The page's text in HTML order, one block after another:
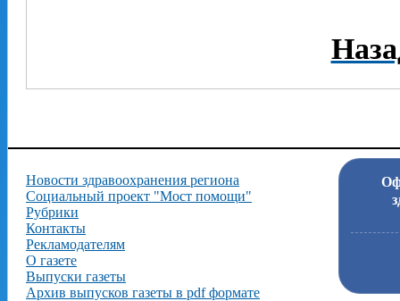
Новости здравоохранения региона
Социальный проект "Мост помощи"
Рубрики
Контакты
Рекламодателям
О газете
Выпуски газеты
Архив выпусков газеты в pdf формате